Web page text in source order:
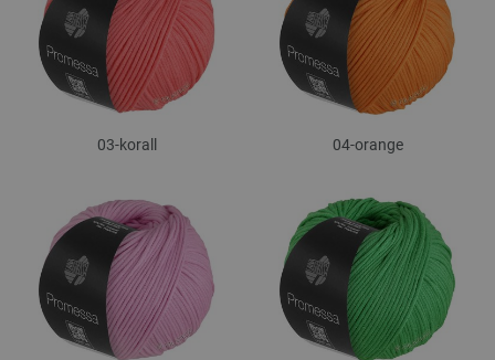
03-korall 04-orange